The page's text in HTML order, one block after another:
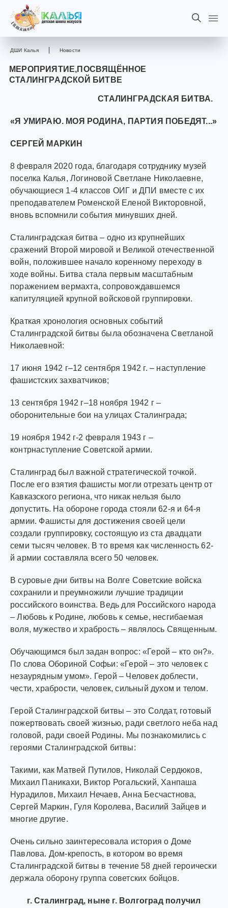
ДШИ Калья Новости
МЕРОПРИЯТИЕ,ПОСВЯЩЁННОЕ
СТАЛИНГРАДСКОЙ БИТВЕ
СТАЛИНГРАДСКАЯ БИТВА.
«Я УМИРАЮ. МОЯ РОДИНА, ПАРТИЯ ПОБЕДЯТ...»
СЕРГЕЙ МАРКИН
8 февраля 2020 года, благодаря сотруднику музей
поселка Калья, Логиновой Светлане Николаевне,
обучающиеся 1-4 классов ОИГ и ДПИ вместе с их
преподавателем Роменской Еленой Викторовной,
вновь вспомнили события минувших дней.
Сталинградская битва – одно из крупнейших
сражений Второй мировой и Великой отечественной
войн, положившее начало коренному переходу в
ходе войны. Битва стала первым масштабным
поражением вермахта, сопровождавшемся
капитуляцией крупной войсковой группировки.
Краткая хронология основных событий
Сталинградской битвы была обозначена Светланой
Николаевной:
17 июня 1942 г–12 сентября 1942 г. – наступление
фашистских захватчиков;
13 сентября 1942 г–18 ноября 1942 г –
оборонительные бои на улицах Сталинграда;
19 ноября 1942 г-2 февраля 1943 г –
контрнаступление Советской армии.
Сталинград был важной стратегической точкой.
После его взятия фашисты могли отрезать центр от
Кавказского региона, что никак нельзя было
допустить. На обороне города стояли 62-я и 64-я
армии. Фашисты для достижения своей цели
создали группировку, состоящую из ста двадцати
семи тысяч человек. В то время как численность 62-
й армии составляла всего 50 человек.
В суровые дни битвы на Волге Советские войска
сохранили и преумножили лучшие традиции
российского воинства. Ведь для Российского народа
– Любовь к Родине, любовь к семье, несгибаемая
воля, мужество и храбрость – являлось Священным.
Обучающимся был задан вопрос: «Герой – кто он?».
По слова Обориной Софьи: «Герой – это человек с
незаурядным умом». Герой – Человек доблести,
чести, храбрости, человек, сильный духом и телом.
Герой Сталинградской битвы – это Солдат, готовый
пожертвовать своей жизнью, ради светлого неба над
головой, ради своей Родины. Мы познакомились с
героями Сталинградской битвы:
Такими, как Матвей Путилов, Николай Сердюков,
Михаил Паникахи, Виктор Рогальский, Ханпаша
Нурадилов, Михаил Нечаев, Анна Бесчастнова,
Сергей Маркин, Гуля Королева, Василий Зайцев и
многие другие.
Очень сильно заинтересовала история о Доме
Павлова. Дом-крепость, в котором во время
Сталинградской битвы в течение 58 дней героически
держала оборону группа советских бойцов.
г. Сталинград, ныне г. Волгоград получил